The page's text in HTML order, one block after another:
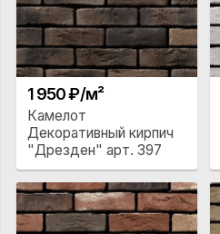
1 950 ₽/м²
Камелот
Декоративный кирпич
"Дрезден" арт. 397